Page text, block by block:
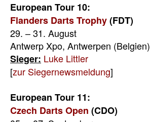
European Tour 10:
Flanders Darts Trophy(FDT)
29. – 31. August
Antwerp Xpo, Antwerpen (Belgien)
Sieger: Luke Littler
[zur Siegernewsmeldung]
European Tour 11:
Czech Darts Open (CDO)